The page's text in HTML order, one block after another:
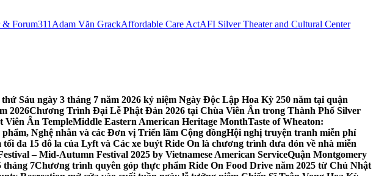
& Forum311 Adam Văn GrackAffordable Care ActAFI Silver Theater and Cultural Center
Sáu ngày 3 tháng 7 năm 2026 kỷ niệm Ngày Độc Lập Hoa Kỳ 250 năm tại quận
2026Chương Trình Đại Lễ Phật Đản 2026 tại Chùa Viên Ân trong Thành Phố Silver
Viên Ân TempleMiddle Eastern American Heritage MonthTaste of Wheaton:
Nghệ nhân và các Đơn vị Triển lãm Cộng đồngHội nghị truyện tranh miễn phí
tối đa 15 đô la của Lyft và Các xe buýt Ride On là chương trình đưa đón về nhà miễn
– Mid-Autumn Festival 2025 by Vietnamese American ServiceQuận Montgomery
tháng 7Chương trình quyên góp thực phẩm Ride On Food Drive năm 2025 từ Chủ Nhật